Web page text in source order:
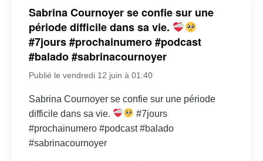
Sabrina Cournoyer se confie sur une
période difficile dans sa vie.
#7jours #prochainumero #podcast
#balado #sabrinacournoyer
Publié le vendredi 12 juin à 01:40
Sabrina Cournoyer se confie sur une période
difficile dans sa vie.
#7jours
#prochainumero #podcast #balado
#sabrinacournoyer